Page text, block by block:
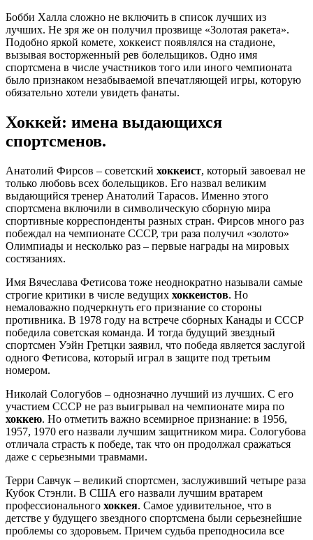
Бобби Халла сложно не включить в список лучших из
лучших. Не зря же он получил прозвище «Золотая ракета».
Подобно яркой комете, хоккеист появлялся на стадионе,
вызывая восторженный рев болельщиков. Одно имя
спортсмена в числе участников того или иного чемпионата
было признаком незабываемой впечатляющей игры, которую
обязательно хотели увидеть фанаты.
Хоккей: имена выдающихся
спортсменов.
Анатолий Фирсов – советский хоккеист, который завоевал не
только любовь всех болельщиков. Его назвал великим
выдающийся тренер Анатолий Тарасов. Именно этого
спортсмена включили в символическую сборную мира
спортивные корреспонденты разных стран. Фирсов много раз
побеждал на чемпионате СССР, три раза получил «золото»
Олимпиады и несколько раз – первые награды на мировых
состязаниях.
Имя Вячеслава Фетисова тоже неоднократно называли самые
строгие критики в числе ведущих хоккеистов. Но
немаловажно подчеркнуть его признание со стороны
противника. В 1978 году на встрече сборных Канады и СССР
победила советская команда. И тогда будущий звездный
спортсмен Уэйн Гретцки заявил, что победа является заслугой
одного Фетисова, который играл в защите под третьим
номером.
Николай Сологубов – однозначно лучший из лучших. С его
участием СССР не раз выигрывал на чемпионате мира по
хоккею. Но отметить важно всемирное признание: в 1956,
1957, 1970 его назвали лучшим защитником мира. Сологубова
отличала страсть к победе, так что он продолжал сражаться
даже с серьезными травмами.
Терри Савчук – великий спортсмен, заслуживший четыре раза
Кубок Стэнли. В США его назвали лучшим вратарем
профессионального хоккея. Самое удивительное, что в
детстве у будущего звездного спортсмена были серьезнейшие
проблемы со здоровьем. Причем судьба преподносила все